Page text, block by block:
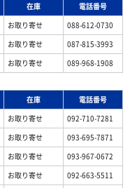
在庫
電話番号
お取り寄せ
088-612-0730
お取り寄せ
087-815-3993
お取り寄せ 089-968-1908
在庫
電話番号
お取り寄せ
092-710-7281
お取り寄せ
093-695-7871
お取り寄せ
093-967-0672
お取り寄せ
092-663-5511